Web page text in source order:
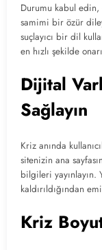
Durumu kabul edin,
samimi bir özür
suçlayıcı bir dil
en hızlı şekilde
Dijital
Sağlayın
Kriz anında
sitenizin ana
bilgileri yayınlayın.
kaldırıldığından
Kriz